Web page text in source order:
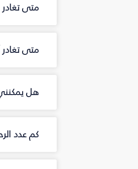
متى
متى
هل
كم عدد